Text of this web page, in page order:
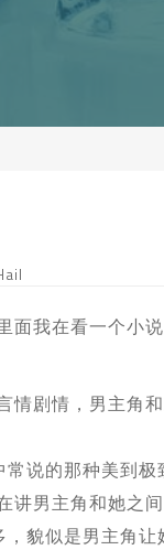
面我在看一个小
情剧情，男主角
说的那种美到
男主角和她之间
貌似是男主角